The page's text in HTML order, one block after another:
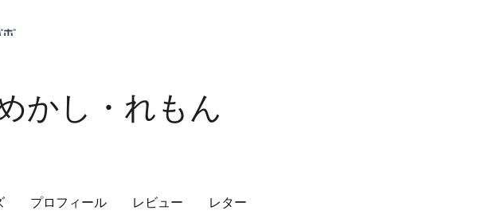
かし・れもん
プロフィール レビュー レター